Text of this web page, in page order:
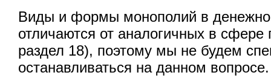
Виды и формы монополий в
отличаются от аналогичных в сфере
раздел 18), поэтому мы не будем
останавливаться на данном вопросе.